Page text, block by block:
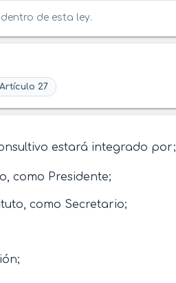
de esta ley.
Artículo 27
estará integrado por;
como Presidente;
como Secretario;